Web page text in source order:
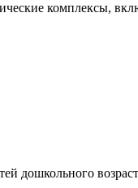
комплексы,
дошкольного